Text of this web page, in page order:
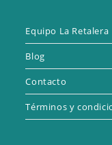
Equipo La Retalera
Blog
Contacto
Términos y